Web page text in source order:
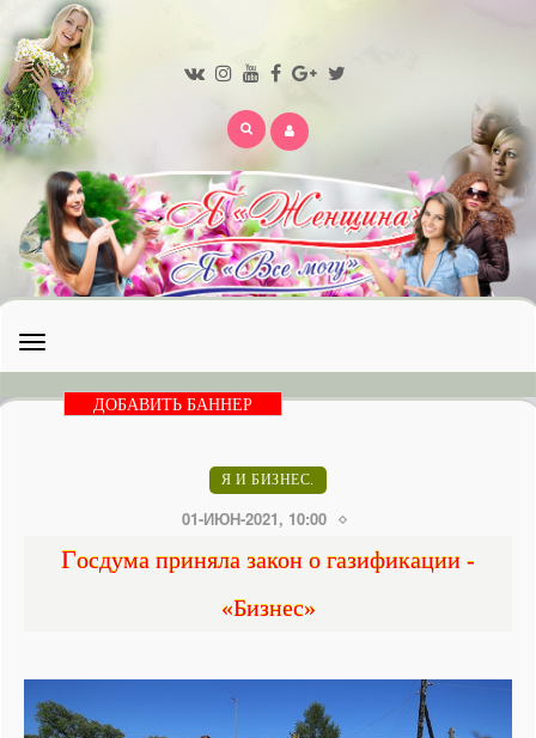
Открыть
меню
ДОБАВИТЬ БАННЕР
Я И БИЗНЕС.
01-ИЮН-2021, 10:00
Госдума приняла закон о газификации -
«Бизнес»